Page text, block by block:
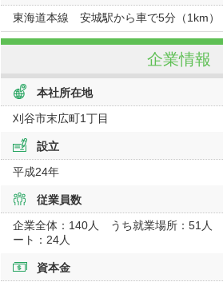
東海道本線 安城駅から車で5分（1km）
企業情報
本社所在地
刈谷市末広町1丁目
設立
平成24年
従業員数
企業全体：140人 うち就業場所：51
ート：24人
資本金